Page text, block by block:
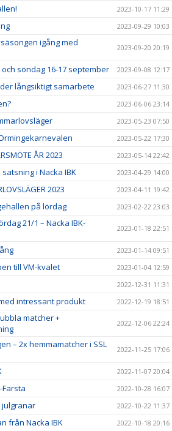
2023-10-17 11:29
2023-09-29 10:03
igång med
2023-09-20 20:19
söndag 16-17 september 2023-09-08 12:17
långsiktigt samarbete 2023-06-27 11:30
2023-06-06 23:14
2023-05-23 07:50
2023-05-22 17:30
ÅR 2023 2023-05-14 22:42
i Nacka IBK 2023-04-29 14:00
2023 2023-04-11 19:42
på lördag 2023-02-22 23:03
21/1 – Nacka IBK-
2023-01-18 22:51
2023-01-14 09:51
till VM-kvalet 2023-01-04 12:59
2022-12-31 11:31
intressant produkt 2022-12-19 18:51
matcher +
2022-12-06 22:24
– 2x hemmamatcher i SSL
2022-11-25 17:06
2022-11-07 20:04
2022-10-28 16:07
julgranar 2022-10-22 11:37
från Nacka IBK 2022-10-18 20:16